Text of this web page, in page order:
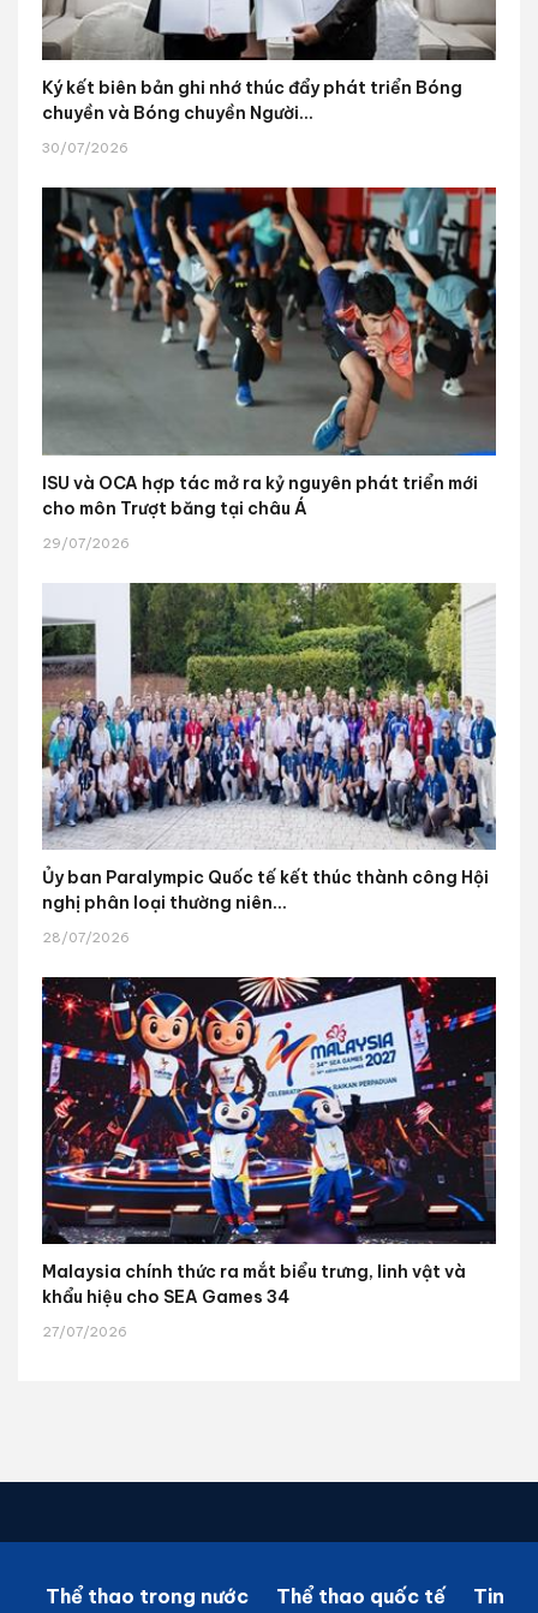
Ký kết biên bản ghi nhớ thúc đẩy phát triển Bóng
chuyền và Bóng chuyền Người...
30/07/2026
ISU và OCA hợp tác mở ra kỷ nguyên phát triển mới
cho môn Trượt băng tại châu Á
29/07/2026
Ủy ban Paralympic Quốc tế kết thúc thành công Hội
nghị phân loại thường niên...
28/07/2026
Malaysia chính thức ra mắt biểu trưng, linh vật và
khẩu hiệu cho SEA Games 34
27/07/2026
Thể thao trong nước Thể thao quốc tế
Tin